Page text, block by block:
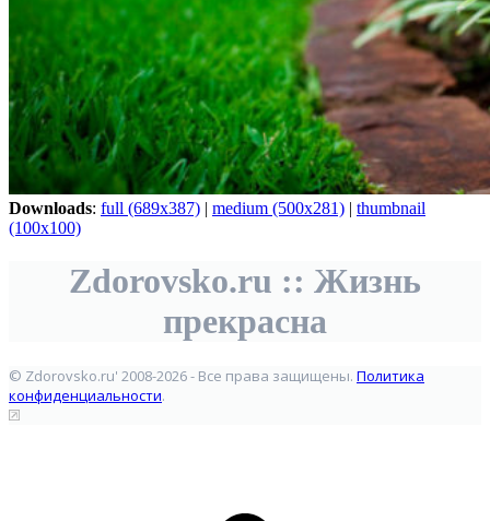
Downloads: full (689x387) | medium (500x281) | thumbnail
(100x100)
Zdorovsko.ru :: Жизнь
прекрасна
© Zdorovsko.ru' 2008-2026 - Все права защищены. Политика
конфиденциальности.